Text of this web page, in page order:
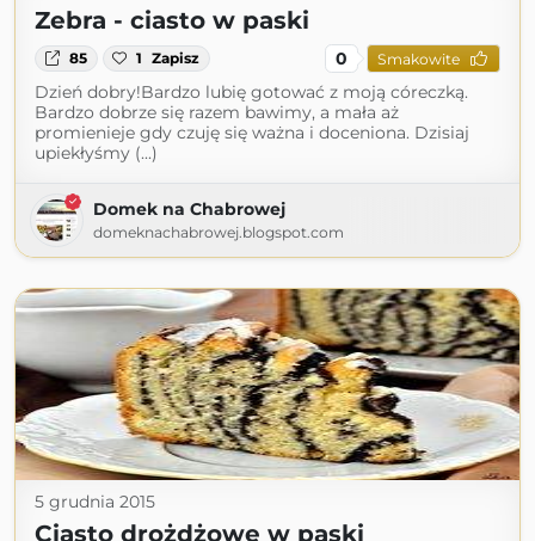
Zebra - ciasto w paski
85 1 Zapisz 0 Smakowite
Dzień dobry!Bardzo lubię gotować z moją córeczką.
Bardzo dobrze się razem bawimy, a mała aż
promienieje gdy czuję się ważna i doceniona. Dzisiaj
upiekłyśmy (...)
Domek na Chabrowej
domeknachabrowej.blogspot.com
5 grudnia 2015
Ciasto drożdżowe w paski